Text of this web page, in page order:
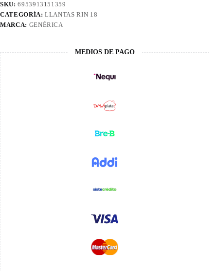
SKU:6953913151359
CATEGORÍA:LLANTAS RIN 18
MARCA: GENÉRICA
MEDIOS DE PAGO